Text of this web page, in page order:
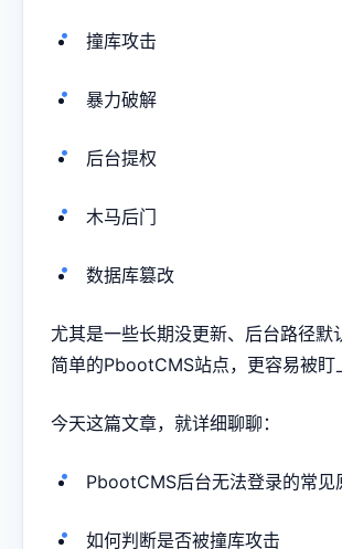
撞库攻击
暴力破解
后台提权
木马后门
数据库篡改
尤其是一些长期没更新、后台路径默
简单的PbootCMS站点，更容易被盯
今天这篇文章，就详细聊聊：
PbootCMS后台无法登录的常见
如何判断是否被撞库攻击